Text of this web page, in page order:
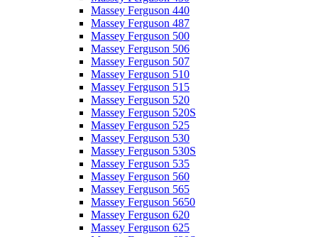
Massey Ferguson 440
Massey Ferguson 487
Massey Ferguson 500
Massey Ferguson 506
Massey Ferguson 507
Massey Ferguson 510
Massey Ferguson 515
Massey Ferguson 520
Massey Ferguson 520S
Massey Ferguson 525
Massey Ferguson 530
Massey Ferguson 530S
Massey Ferguson 535
Massey Ferguson 560
Massey Ferguson 565
Massey Ferguson 5650
Massey Ferguson 620
Massey Ferguson 625